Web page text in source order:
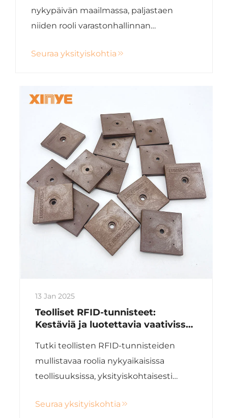
nykypäivän maailmassa, paljastaen
niiden rooli varastonhallinnan
teollisuudenaloilla sekä niiden käytön
parhaat toteutuskäytännöt
saumattomaan integrointiin.
Seuraa yksityiskohtia
13 Jan 2025
Teolliset RFID-tunnisteet:
Kestäviä ja luotettavia vaativissa
Tutki teollisten RFID-tunnisteiden
mullistavaa roolia nykyaikaisissa
teollisuuksissa, yksityiskohtaisesti
etuja perinteisiin menetelmiin
Seuraa yksityiskohtia